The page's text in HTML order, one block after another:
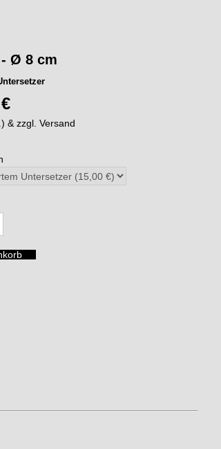
Ø 8 cm
& zzgl. Versand